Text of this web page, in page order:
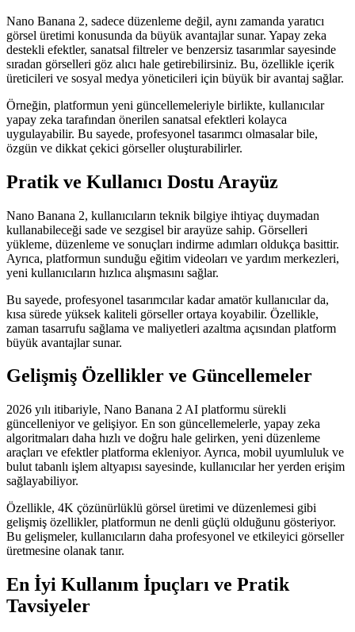
Nano Banana 2, sadece düzenleme değil, aynı zamanda yaratıcı
görsel üretimi konusunda da büyük avantajlar sunar. Yapay zeka
destekli efektler, sanatsal filtreler ve benzersiz tasarımlar sayesinde
sıradan görselleri göz alıcı hale getirebilirsiniz. Bu, özellikle içerik
üreticileri ve sosyal medya yöneticileri için büyük bir avantaj sağlar.
Örneğin, platformun yeni güncellemeleriyle birlikte, kullanıcılar
yapay zeka tarafından önerilen sanatsal efektleri kolayca
uygulayabilir. Bu sayede, profesyonel tasarımcı olmasalar bile,
özgün ve dikkat çekici görseller oluşturabilirler.
Pratik ve Kullanıcı Dostu Arayüz
Nano Banana 2, kullanıcıların teknik bilgiye ihtiyaç duymadan
kullanabileceği sade ve sezgisel bir arayüze sahip. Görselleri
yükleme, düzenleme ve sonuçları indirme adımları oldukça basittir.
Ayrıca, platformun sunduğu eğitim videoları ve yardım merkezleri,
yeni kullanıcıların hızlıca alışmasını sağlar.
Bu sayede, profesyonel tasarımcılar kadar amatör kullanıcılar da,
kısa sürede yüksek kaliteli görseller ortaya koyabilir. Özellikle,
zaman tasarrufu sağlama ve maliyetleri azaltma açısından platform
büyük avantajlar sunar.
Gelişmiş Özellikler ve Güncellemeler
2026 yılı itibariyle, Nano Banana 2 AI platformu sürekli
güncelleniyor ve gelişiyor. En son güncellemelerle, yapay zeka
algoritmaları daha hızlı ve doğru hale gelirken, yeni düzenleme
araçları ve efektler platforma ekleniyor. Ayrıca, mobil uyumluluk ve
bulut tabanlı işlem altyapısı sayesinde, kullanıcılar her yerden erişim
sağlayabiliyor.
Özellikle, 4K çözünürlüklü görsel üretimi ve düzenlemesi gibi
gelişmiş özellikler, platformun ne denli güçlü olduğunu gösteriyor.
Bu gelişmeler, kullanıcıların daha profesyonel ve etkileyici görseller
üretmesine olanak tanır.
En İyi Kullanım İpuçları ve Pratik
Tavsiyeler